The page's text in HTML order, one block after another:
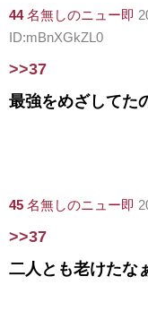
44 名無しのニュー即
ID:mBnXGkZL0
>>37
最強をめざしてた
45 名無しのニュー即
>>37
二人とも老けたな